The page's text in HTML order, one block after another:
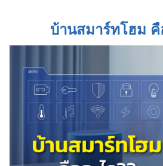
บ้านสมาร์ทโฮม คื